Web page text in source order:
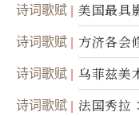
诗词歌赋 美国最具
诗词歌赋 方济各会
诗词歌赋 乌菲兹美
诗词歌赋 法国秀拉